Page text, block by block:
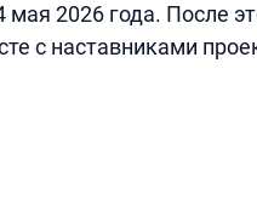
2026 года. После
с наставниками